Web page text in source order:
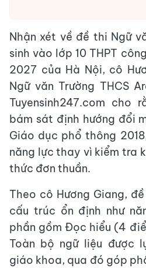
Nhận xét về đề thi Ngữ
sinh vào lớp 10 THPT
2027 của Hà Nội, cô
Ngữ văn Trường THCS
Tuyensinh247.com
bám sát định hướng đổi
Giáo dục phổ thông
năng lực thay vì kiểm tra
thức đơn thuần.
Theo cô Hương Giang,
cấu trúc ổn định như
phần gồm Đọc hiểu (4
Toàn bộ ngữ liệu được
giáo khoa, qua đó góp